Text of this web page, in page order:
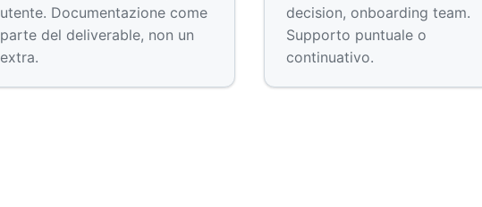
utente. Documentazione come
parte del deliverable, non un
extra.
decision, onboarding team.
Supporto puntuale o
continuativo.